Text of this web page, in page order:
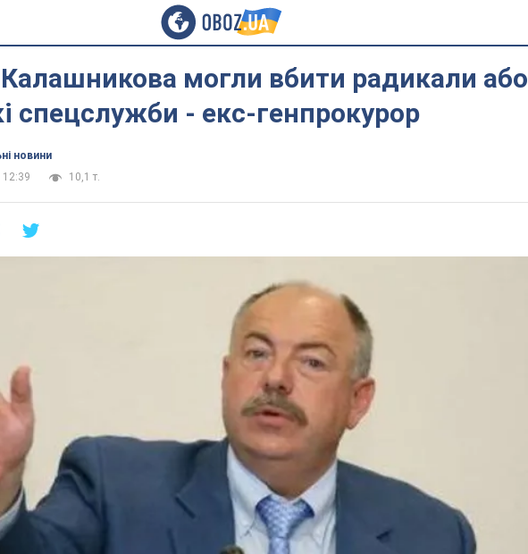
Калашникова могли вбити радикали або
спецслужби - екс-генпрокурор
новини
12:39
10,1 т.